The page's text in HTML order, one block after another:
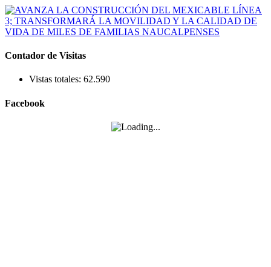
Contador de Visitas
Vistas totales: 62.590
Facebook